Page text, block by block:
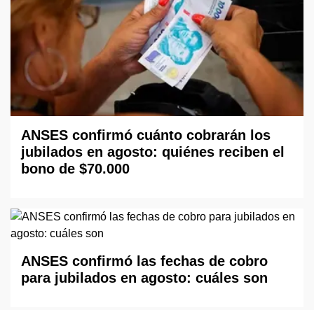
ANSES confirmó cuánto cobrarán los
jubilados en agosto: quiénes reciben el
bono de $70.000
ANSES confirmó las fechas de cobro
para jubilados en agosto: cuáles son